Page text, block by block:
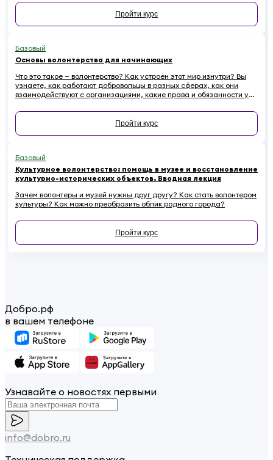
Пройти курс
Базовый
Основы волонтерства для начинающих
Что это такое — волонтерство? Как устроен этот мир изнутри? Вы
узнаете, как работают добровольцы в разных сферах, как они
взаимодействуют с организациями, какие права и обязанности у
распространенных ошибок.
Пройти курс
Базовый
Культурное волонтерство: помощь в музее и восстановление
культурно-исторических объектов. Вводная лекция
Зачем волонтеры и музей нужны друг другу? Как стать волонтером
культуры? Как можно преобразить облик родного города?
Пройти курс
Добро.рф
в вашем телефоне
Узнавайте о новостях первыми
info@dobro.ru